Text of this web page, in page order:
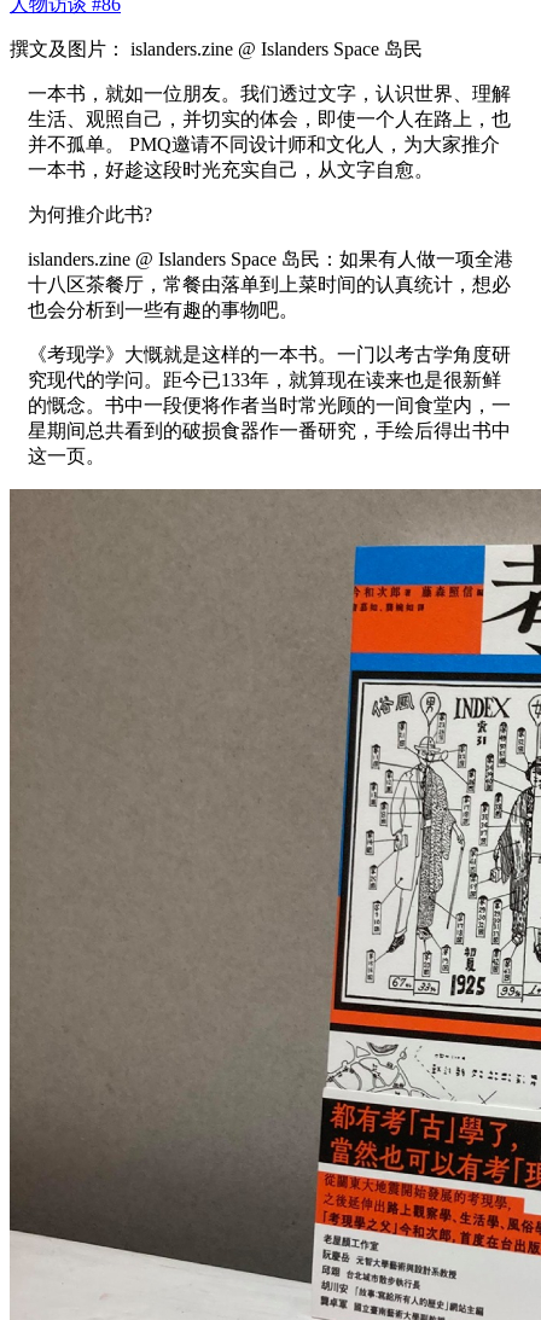
人物访谈 #86
撰文及图片： islanders.zine @ Islanders Space 岛民
一本书，就如一位朋友。我们透过文字，认识世界、理解
生活、观照自己，并切实的体会，即使一个人在路上，也
并不孤单。 PMQ邀请不同设计师和文化人，为大家推介
一本书，好趁这段时光充实自己，从文字自愈。
为何推介此书?
islanders.zine @ Islanders Space 岛民：如果有人做一项全港
十八区茶餐厅，常餐由落单到上菜时间的认真统计，想必
也会分析到一些有趣的事物吧。
《考现学》大慨就是这样的一本书。一门以考古学角度研
究现代的学问。距今已133年，就算现在读来也是很新鲜
的慨念。书中一段便将作者当时常光顾的一间食堂内，一
星期间总共看到的破损食器作一番研究，手绘后得出书中
这一页。